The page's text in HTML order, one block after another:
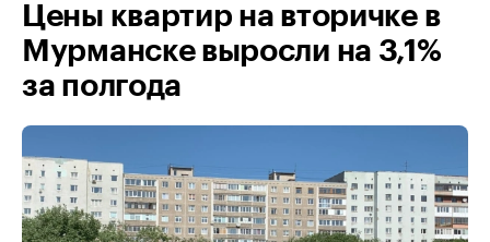
Цены квартир на вторичке в
Мурманске выросли на 3,1%
за полгода